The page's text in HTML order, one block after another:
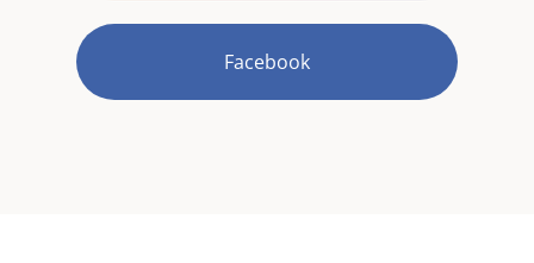
Facebook